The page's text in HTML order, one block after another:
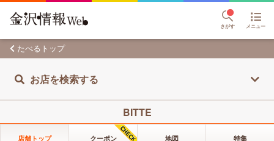
さがす メニュー
たべるトップ
お店を検索する
BITTE
店舗トップ クーポン 地図 特集